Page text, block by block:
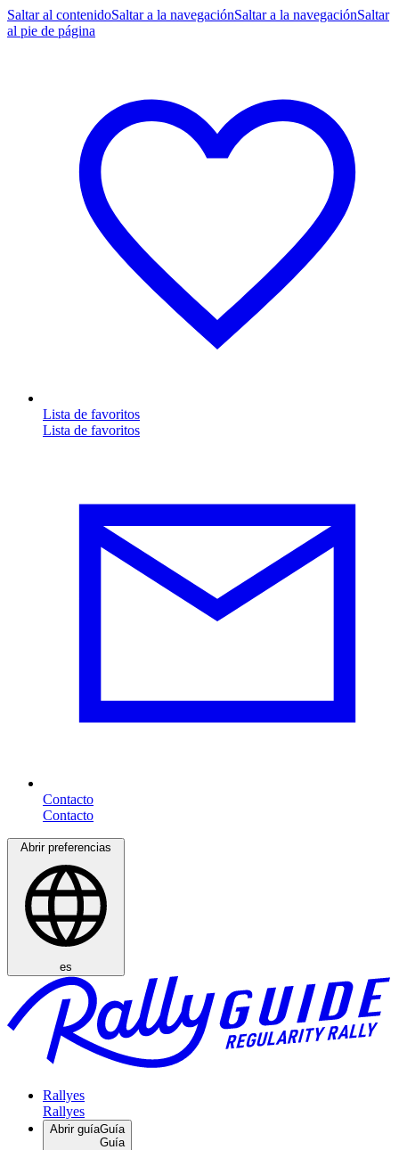
Saltar al contenidoSaltar a la navegaciónSaltar a la navegaciónSaltar
al pie de página
Lista de favoritos
Contacto
Abrir preferencias
es
Rallyes
Abrir guíaGuía